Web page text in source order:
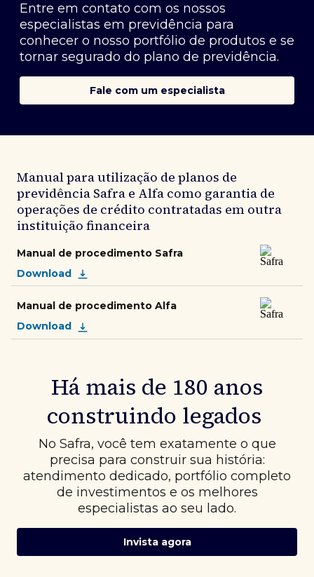
Entre em contato com os nossos
especialistas em previdência para
conhecer o nosso portfólio de produtos e se
tornar segurado do plano de previdência.
Fale com um especialista
Manual para utilização de planos de
previdência Safra e Alfa como garantia de
operações de crédito contratadas em outra
instituição financeira
Manual de procedimento Safra
Download
Manual de procedimento Alfa
Download
Há mais de 180 anos
construindo legados
No Safra, você tem exatamente o que
precisa para construir sua história:
atendimento dedicado, portfólio completo
de investimentos e os melhores
especialistas ao seu lado.
Invista agora